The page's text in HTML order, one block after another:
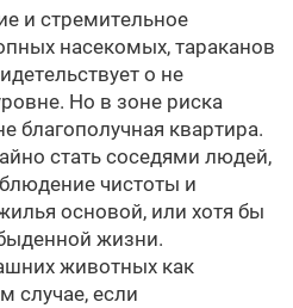
и стремительное
насекомых, тараканов
о не
Но в зоне риска
благополучная квартира.
стать соседями людей,
чистоты и
основой, или хотя бы
жизни.
животных как
случае, если